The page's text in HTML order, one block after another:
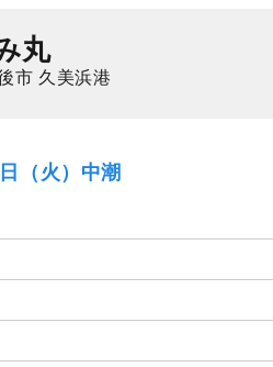
丸
市 久美浜港
（火）中潮